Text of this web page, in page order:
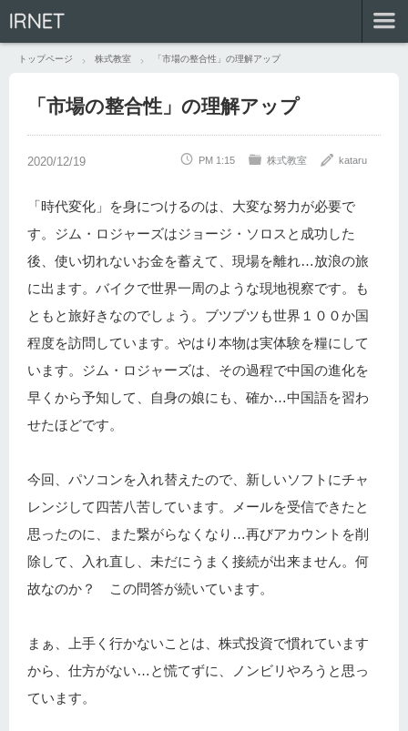
IRNET
トップページ 株式教室 「市場の整合性」の理解アップ
「市場の整合性」の理解アップ
PM 1:15 株式教室 kataru
「時代変化」を身につけるのは、大変な努力が必要で
す。ジム・ロジャーズはジョージ・ソロスと成功した
後、使い切れないお金を蓄えて、現場を離れ…放浪の旅
に出ます。バイクで世界一周のような現地視察です。も
ともと旅好きなのでしょう。ブツブツも世界１００か国
程度を訪問しています。やはり本物は実体験を糧にして
います。ジム・ロジャーズは、その過程で中国の進化を
早くから予知して、自身の娘にも、確か…中国語を習わ
せたほどです。
今回、パソコンを入れ替えたので、新しいソフトにチャ
レンジして四苦八苦しています。メールを受信できたと
思ったのに、また繋がらなくなり…再びアカウントを削
除して、入れ直し、未だにうまく接続が出来ません。何
故なのか？ この問答が続いています。
まぁ、上手く行かないことは、株式投資で慣れています
から、仕方がない…と慌てずに、ノンビリやろうと思っ
ています。